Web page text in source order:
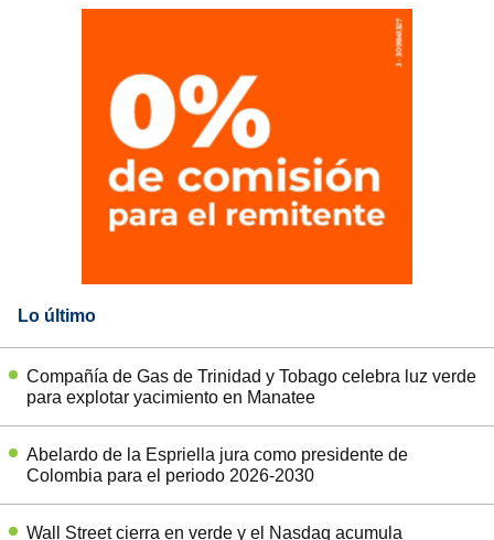
Lo último
Compañía de Gas de Trinidad y Tobago celebra luz verde
para explotar yacimiento en Manatee
Abelardo de la Espriella jura como presidente de
Colombia para el periodo 2026-2030
Wall Street cierra en verde y el Nasdaq acumula